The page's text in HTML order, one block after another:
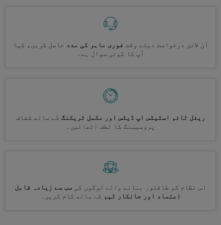
آن لائن درخواست دیتے وقت فوری ماہر کی مدد حاصل کریں، کیا
آپ کا کوئی سوال ہے۔
ریئل ٹائم اسٹیٹس اپ ڈیٹس اور مکمل ٹریکنگ کے ساتھ شفاف
پروسیسنگ کا لطف اٹھائیں۔
اس نظام کو طاقتور بنانے والے لوگوں کی سب سے زیادہ قابل
اعتماد اور جانکار ٹیم کے ساتھ کام کریں۔